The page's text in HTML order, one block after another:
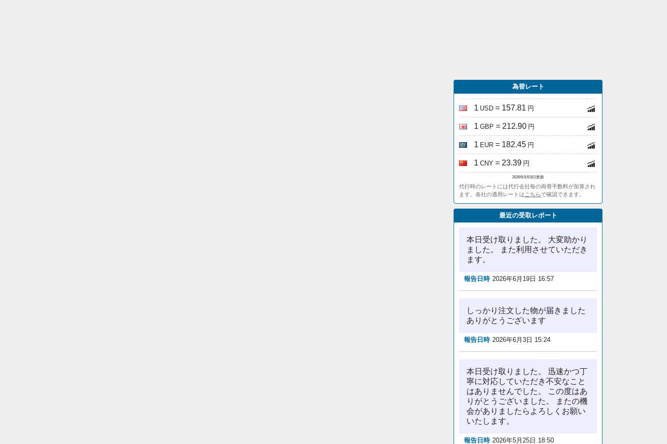
為替レート
1 USD = 157.81 円
1 GBP = 212.90 円
1 EUR = 182.45 円
1 CNY = 23.39 円
2026年8月8日更新
代行時のレートには代行会社毎の両替手数料が加算され
ます。各社の適用レートは こちらで確認できます。
最近の受取レポート
本日受け取りました。 大変助かり
ました。 また利用させていただき
ます。
報告日時 2026年6月19日 16:57
しっかり注文した物が届きました
ありがとうございます
報告日時 2026年6月3日 15:24
本日受け取りました。 迅速かつ丁
寧に対応していただき不安なこと
はありませんでした。 この度はあ
りがとうございました。 またの機
会がありましたらよろしくお願い
いたします。
報告日時 2026年5月25日 18:50